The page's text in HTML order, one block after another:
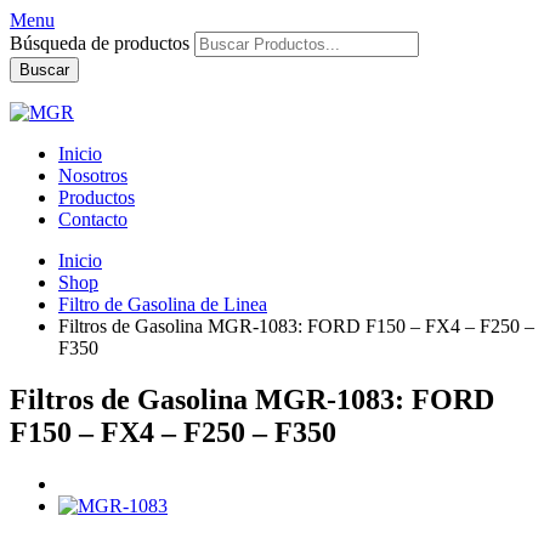
Menu
Búsqueda de productos
Buscar
Inicio
Nosotros
Productos
Contacto
Inicio
Shop
Filtro de Gasolina de Linea
Filtros de Gasolina MGR-1083: FORD F150 – FX4 – F250 –
F350
Filtros de Gasolina MGR-1083: FORD
F150 – FX4 – F250 – F350